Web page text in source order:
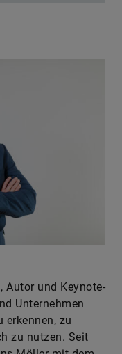
und Keynote-
Unternehmen
zu
zu nutzen. Seit